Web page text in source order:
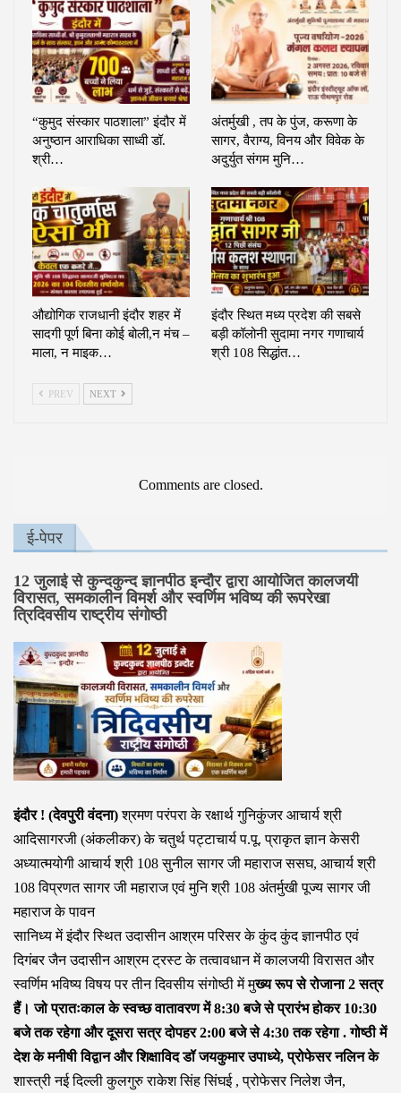
“कुमुद संस्कार पाठशाला” इंदौर में
अनुष्ठान आराधिका साध्वी डॉ.
श्री…
अंतर्मुखी , तप के पुंज, करूणा के
सागर, वैराग्य, विनय और विवेक के
अदुर्युत संगम मुनि…
औद्योगिक राजधानी इंदौर शहर में
सादगी पूर्ण बिना कोई बोली,न मंच –
माला, न माइक…
इंदौर स्थित मध्य प्रदेश की सबसे
बड़ी कॉलोनी सुदामा नगर गणाचार्य
श्री 108 सिद्धांत…
PREV NEXT
Comments are closed.
ई-पेपर
12 जुलाई से कुन्दकुन्द ज्ञानपीठ इन्दौर द्वारा आयोजित कालजयी
विरासत, समकालीन विमर्श और स्वर्णिम भविष्य की रूपरेखा
त्रिदिवसीय राष्ट्रीय संगोष्ठी
इंदौर ! (देवपुरी वंदना)श्रमण परंपरा के रक्षार्थ गुनिकुंजर आचार्य श्री
आदिसागरजी (अंकलीकर) के चतुर्थ पट्टाचार्य प.पू. प्राकृत ज्ञान केसरी
अध्यात्मयोगी आचार्य श्री 108 सुनील सागर जी महाराज ससघ, आचार्य श्री
108 विप्रणत सागर जी महाराज एवं मुनि श्री 108 अंतर्मुखी पूज्य सागर जी
महाराज के पावन
सानिध्य में इंदौर स्थित उदासीन आश्रम परिसर के कुंद कुंद ज्ञानपीठ एवं
दिगंबर जैन उदासीन आश्रम ट्रस्ट के तत्वावधान में कालजयी विरासत और
स्वर्णिम भविष्य विषय पर तीन दिवसीय संगोष्ठी में मुख्य रूप से रोजाना 2 सत्र
हैं। जो प्रातःकाल के स्वच्छ वातावरण में 8:30 बजे से प्रारंभ होकर 10:30
बजे तक रहेगा और दूसरा सत्र दोपहर 2:00 बजे से 4:30 तक रहेगा . गोष्ठी में
देश के मनीषी विद्वान और शिक्षाविद डॉ जयकुमार उपाध्ये, प्रोफेसर नलिन के
शास्त्री नई दिल्ली कुलगुरु राकेश सिंह सिंघई , प्रोफेसर निलेश जैन,